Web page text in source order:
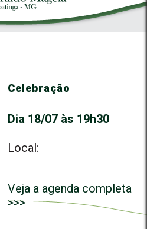
Celebração
Dia 18/07 às 19h30
Local:
Veja a agenda completa
>>>